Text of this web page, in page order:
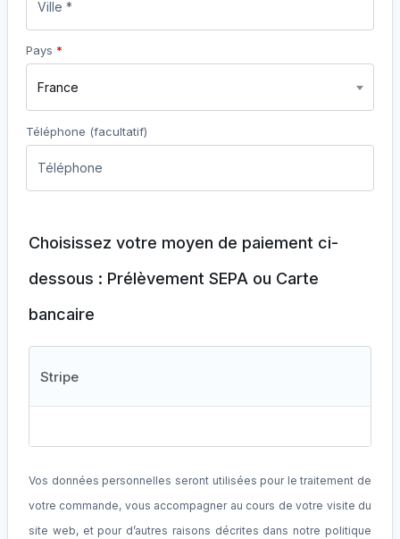
Pays *
France
Téléphone (facultatif)
Choisissez votre moyen de paiement ci-
dessous : Prélèvement SEPA ou Carte
bancaire
Stripe
Vos données personnelles seront utilisées pour le traitement de
votre commande, vous accompagner au cours de votre visite du
site web, et pour d’autres raisons décrites dans notre politique